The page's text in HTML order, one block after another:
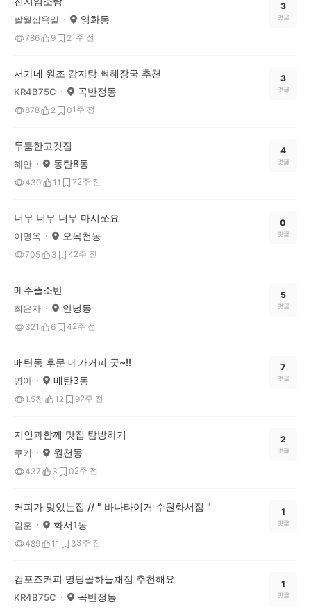
팔월십육일 영화동
786 9 21주 전
3
댓글
서가네 원조 감자탕 뼈해장국 추천
KR4B75C 곡반정동
878 2 01주 전
3
댓글
두툼한고깃집
혜안 동탄8동
430 11 72주 전
4
댓글
너무 너무 너무 마시쏘요
이명옥 오목천동
705 3 42주 전
0
댓글
메주뜰소반
최은자 안녕동
321 6 42주 전
5
댓글
매탄동 후문 메가커피 굿~!!
영아 매탄3동
1.5천 12 92주 전
7
댓글
지인과함께 맛집 탐방하기
쿠키 원천동
437 3 02주 전
2
댓글
커피가 맞있는집 // " 바나타이거 수원화서점 "
김훈 화서1동
489 11 33주 전
1
댓글
컴포즈커피 명당골하늘채점 추천해요
KR4B75C 곡반정동
1
댓글